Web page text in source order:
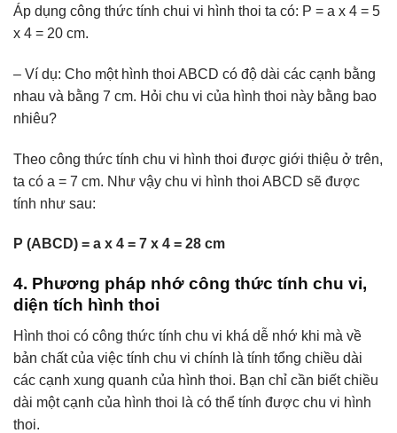
Áp dụng công thức tính chui vi hình thoi ta có: P = a x 4 = 5
x 4 = 20 cm.
– Ví dụ: Cho một hình thoi ABCD có độ dài các cạnh bằng
nhau và bằng 7 cm. Hỏi chu vi của hình thoi này bằng bao
nhiêu?
Theo công thức tính chu vi hình thoi được giới thiệu ở trên,
ta có a = 7 cm. Như vậy chu vi hình thoi ABCD sẽ được
tính như sau:
P (ABCD) = a x 4 = 7 x 4 = 28 cm
4. Phương pháp nhớ công thức tính chu vi,
diện tích hình thoi
Hình thoi có công thức tính chu vi khá dễ nhớ khi mà về
bản chất của việc tính chu vi chính là tính tổng chiều dài
các cạnh xung quanh của hình thoi. Bạn chỉ cần biết chiều
dài một cạnh của hình thoi là có thể tính được chu vi hình
thoi.